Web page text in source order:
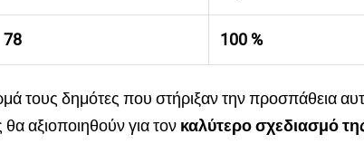
78 100 %
τους δημότες που στήριξαν την προσπάθεια
αξιοποιηθούν για τον καλύτερο σχεδιασμό